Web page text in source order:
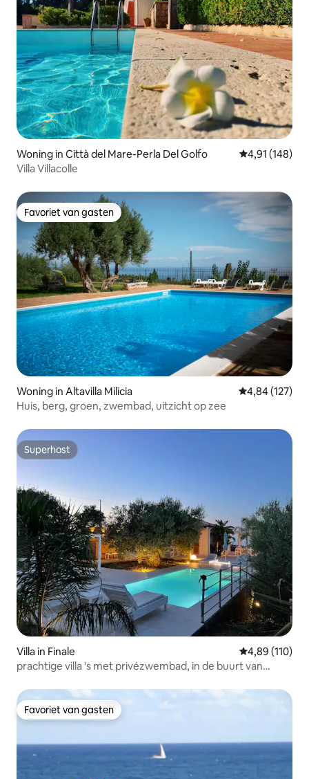
Woning in Città del Mare-Perla Del Golfo Gemiddelde
4,91 (148)
Villa Villacolle
Favoriet van gasten
Favoriet van gasten
Woning in Altavilla Milicia Gemiddelde
4,84 (127)
Huis, berg, groen, zwembad, uitzicht op zee
Superhost
Superhost
Villa in Finale Gemiddelde
4,89 (110)
prachtige villa 's met privézwembad, in de buurt van
Favoriet van gasten
Favoriet van gasten